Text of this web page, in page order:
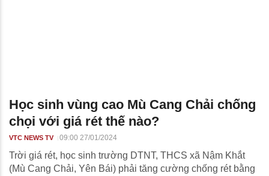
Học sinh vùng cao Mù Cang Chải chống
chọi với giá rét thế nào?
VTC NEWS TV 09:00 27/01/2024
Trời giá rét, học sinh trường DTNT, THCS xã Nậm Khắt
(Mù Cang Chải, Yên Bái) phải tăng cường chống rét bằng